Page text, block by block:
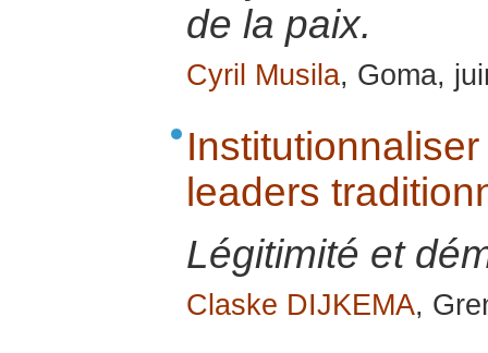
de la paix.
Cyril Musila, Goma,
leaders
Légitimité et
Claske DIJKEMA,